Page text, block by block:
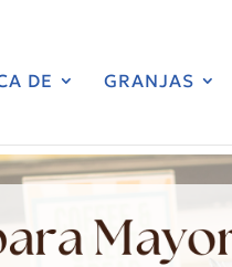
DE GRANJAS